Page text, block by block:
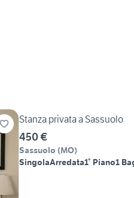
Stanza privata a Sassuolo
450 €
Sassuolo (MO)
SingolaArredata1° Piano1